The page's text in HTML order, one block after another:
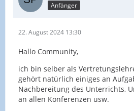
Anfänger
22. August 2024 13:30
Hallo Community,
ich bin selber als
gehört natürlich einiges an
Nachbereitung des Unterrichts,
an allen Konferenzen usw.